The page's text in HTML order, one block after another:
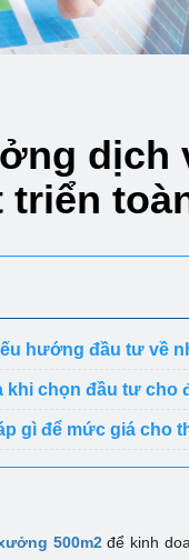
dịch
triển
hướng đầu tư về
khi chọn đầu tư
gì để mức giá cho
500m2để kinh